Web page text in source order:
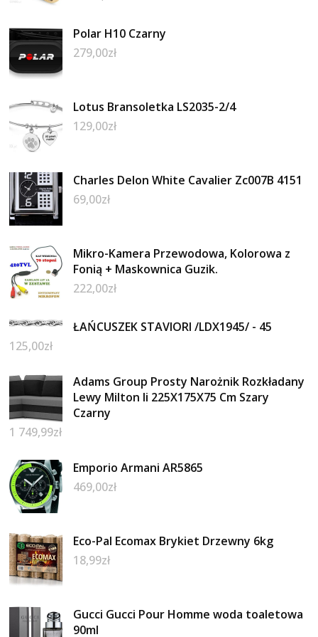
Polar H10 Czarny
279,00zł
Lotus Bransoletka LS2035-2/4
129,00zł
Charles Delon White Cavalier Zc007B 4151
69,00zł
Mikro-Kamera Przewodowa, Kolorowa z
Fonią + Maskownica Guzik.
222,00zł
ŁAŃCUSZEK STAVIORI /LDX1945/ - 45
125,00zł
Adams Group Prosty Narożnik Rozkładany
Lewy Milton Ii 225X175X75 Cm Szary
Czarny
1 749,99zł
Emporio Armani AR5865
469,00zł
Eco-Pal Ecomax Brykiet Drzewny 6kg
18,99zł
Gucci Gucci Pour Homme woda toaletowa
90ml